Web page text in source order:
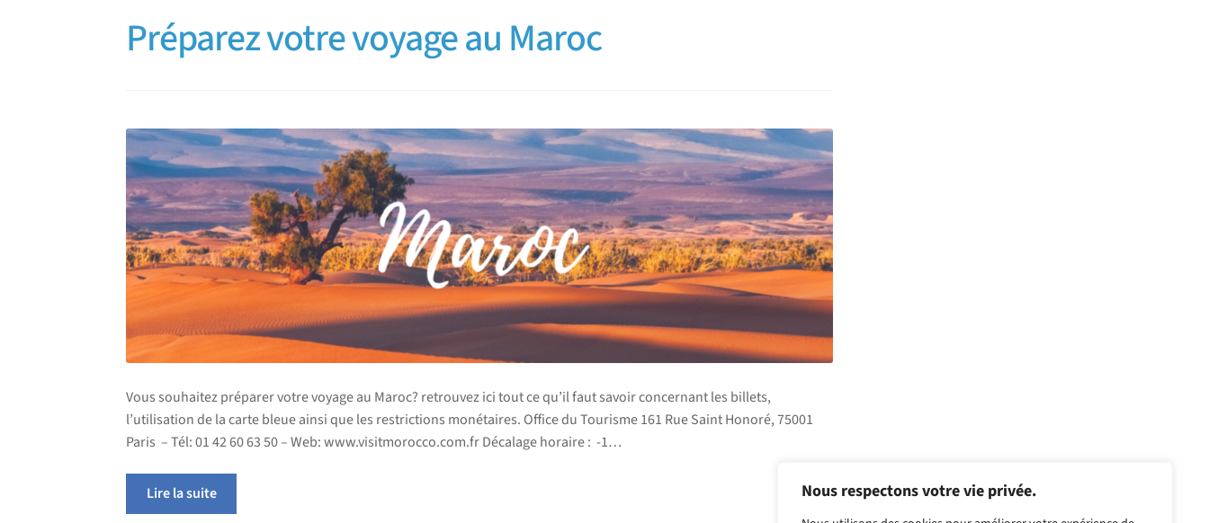
Nous respectons votre vie privée.
Préparez votre voyage au Maroc
Vous souhaitez préparer votre voyage au Maroc? retrouvez ici tout ce qu’il faut savoir concernant les billets,
l’utilisation de la carte bleue ainsi que les restrictions monétaires. Office du Tourisme 161 Rue Saint Honoré, 75001
Paris – Tél: 01 42 60 63 50 – Web: www.visitmorocco.com.fr Décalage horaire : -1…
Lire la suite